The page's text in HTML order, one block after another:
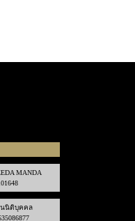
MANDA
นนิติบุคคล